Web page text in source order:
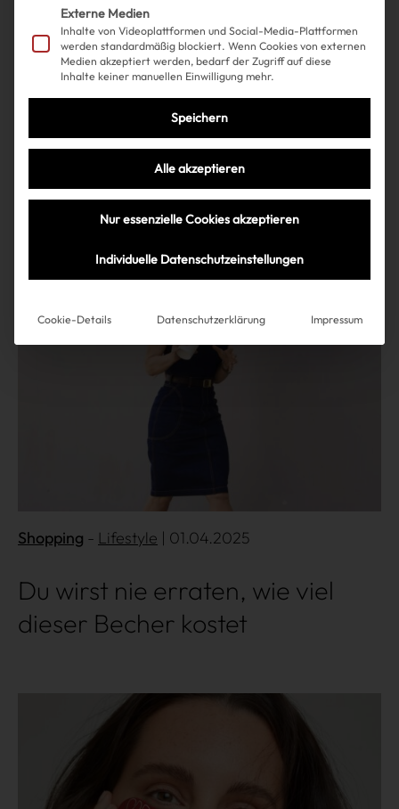
Shopping Fashion| 02.04.2025
Diese übercoole Designerin
macht eine Koop mit & other
stories und wir wollen alles
Shopping Lifestyle | 01.04.2025
Du wirst nie erraten, wie viel
dieser Becher kostet
Externe Medien
Inhalte von Videoplattformen und Social-Media-Plattformen
werden standardmäßig blockiert. Wenn Cookies von externen
Medien akzeptiert werden, bedarf der Zugriff auf diese
Inhalte keiner manuellen Einwilligung mehr.
Speichern
Alle akzeptieren
Nur essenzielle Cookies akzeptieren
Individuelle Datenschutzeinstellungen
Cookie-Details Datenschutzerklärung Impressum